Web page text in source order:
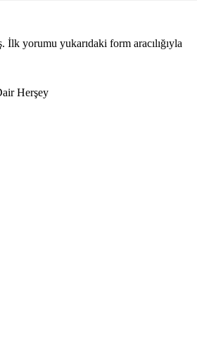
İlk yorumu yukarıdaki form aracılığıyla
Herşey